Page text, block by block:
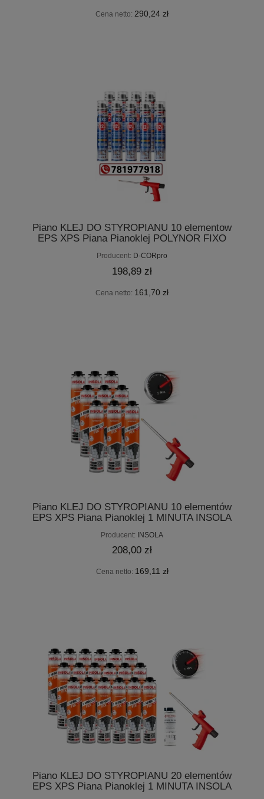
Cena netto: 290,24 zł
Piano KLEJ DO STYROPIANU 10 elementow
EPS XPS Piana Pianoklej POLYNOR FIXO
Producent: D-CORpro
198,89 zł
Cena netto: 161,70 zł
Piano KLEJ DO STYROPIANU 10 elementów
EPS XPS Piana Pianoklej 1 MINUTA INSOLA
Producent: INSOLA
208,00 zł
Cena netto: 169,11 zł
Piano KLEJ DO STYROPIANU 20 elementów
EPS XPS Piana Pianoklej 1 MINUTA INSOLA